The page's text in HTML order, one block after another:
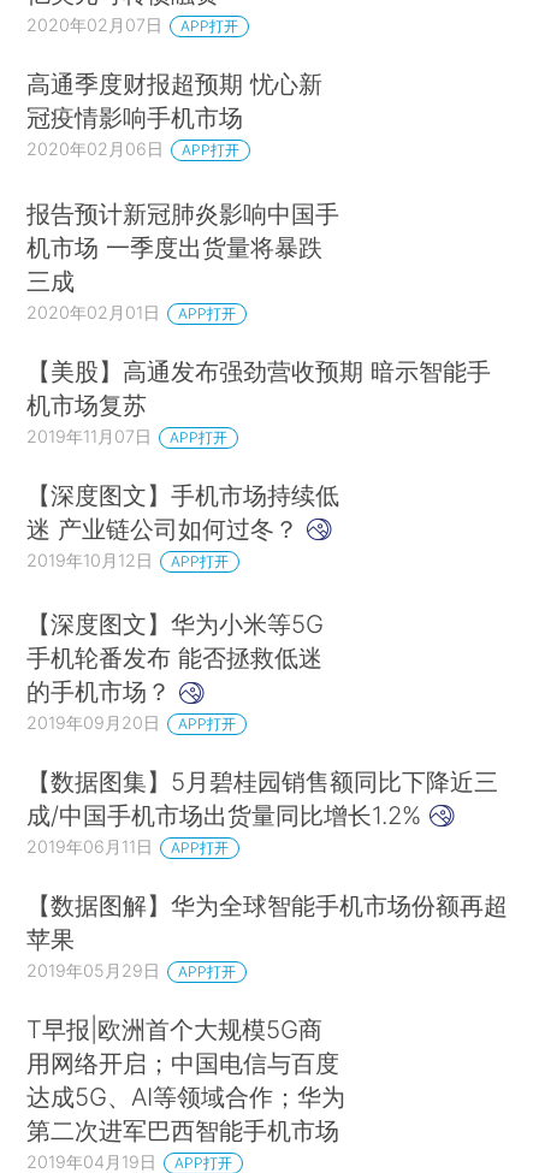
2020年02月07日 APP打开
高通季度财报超预期 忧心新
冠疫情影响手机市场
2020年02月06日 APP打开
报告预计新冠肺炎影响中国手
机市场 一季度出货量将暴跌
三成
2020年02月01日 APP打开
【美股】高通发布强劲营收预期 暗示智能手
机市场复苏
2019年11月07日 APP打开
【深度图文】手机市场持续低
迷 产业链公司如何过冬？
2019年10月12日 APP打开
【深度图文】华为小米等5G
手机轮番发布 能否拯救低迷
的手机市场？
2019年09月20日 APP打开
【数据图集】5月碧桂园销售额同比下降近三
成/中国手机市场出货量同比增长1.2%
2019年06月11日 APP打开
【数据图解】华为全球智能手机市场份额再超
苹果
2019年05月29日 APP打开
T早报|欧洲首个大规模5G商
用网络开启；中国电信与百度
达成5G、AI等领域合作；华为
第二次进军巴西智能手机市场
2019年04月19日 APP打开